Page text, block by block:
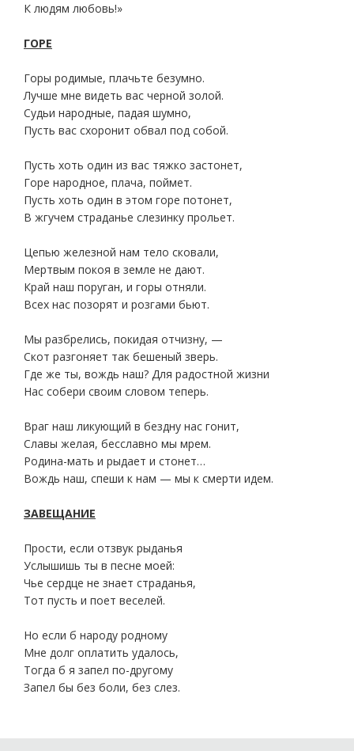
К людям любовь!»
ГОРЕ
Горы родимые, плачьте безумно.
Лучше мне видеть вас черной золой.
Судьи народные, падая шумно,
Пусть вас схоронит обвал под собой.
Пусть хоть один из вас тяжко застонет,
Горе народное, плача, поймет.
Пусть хоть один в этом горе потонет,
В жгучем страданье слезинку прольет.
Цепью железной нам тело сковали,
Мертвым покоя в земле не дают.
Край наш поруган, и горы отняли.
Всех нас позорят и розгами бьют.
Мы разбрелись, покидая отчизну, —
Скот разгоняет так бешеный зверь.
Где же ты, вождь наш? Для радостной жизни
Нас собери своим словом теперь.
Враг наш ликующий в бездну нас гонит,
Славы желая, бесславно мы мрем.
Родина-мать и рыдает и стонет…
Вождь наш, спеши к нам — мы к смерти идем.
ЗАВЕЩАНИЕ
Прости, если отзвук рыданья
Услышишь ты в песне моей:
Чье сердце не знает страданья,
Тот пусть и поет веселей.
Но если б народу родному
Мне долг оплатить удалось,
Тогда б я запел по-другому
Запел бы без боли, без слез.